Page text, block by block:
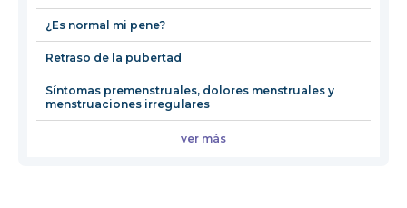
¿Es normal mi pene?
Retraso de la pubertad
Síntomas premenstruales, dolores menstruales y
menstruaciones irregulares
ver más